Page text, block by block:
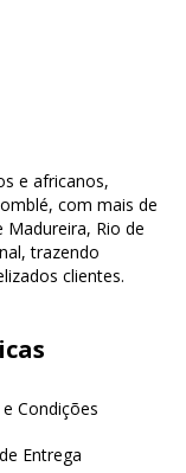
e africanos,
com mais de
Rio de
trazendo
clientes.
Condições
Entrega